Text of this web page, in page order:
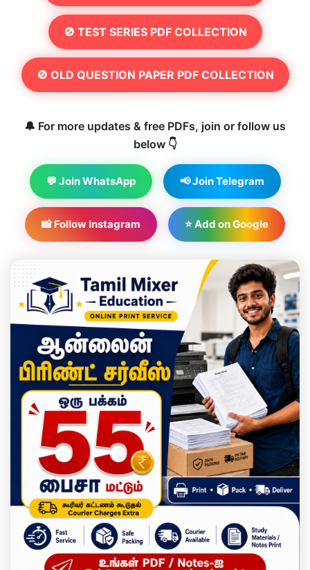
🚫 TEST SERIES PDF COLLECTION
🚫 OLD QUESTION PAPER PDF COLLECTION
🔔 For more updates & free PDFs, join or follow us
below 👇
💬 Join WhatsApp 📢 Join Telegram
📸 Follow Instagram ⭐ Add on Google